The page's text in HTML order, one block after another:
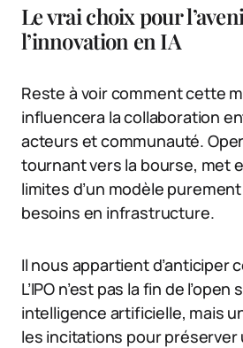
Le vrai choix pour
l’innovation en IA
Reste à voir comment cette
influencera la collaboration
acteurs et communauté.
tournant vers la bourse, met
limites d’un modèle
besoins en infrastructure.
Il nous appartient d’anticiper
L’IPO n’est pas la fin de
intelligence artificielle, mais
les incitations pour préserver